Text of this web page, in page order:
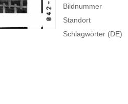
Bildnummer
Standort
Schlagwörter (DE)